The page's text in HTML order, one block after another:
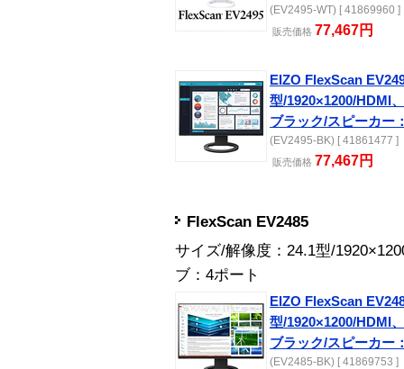
(EV2495-WT) [ 41869960 ]
販売価格 77,467円
EIZO FlexScan
型/1920×1200/HDMI
ブラック/スピーカー
(EV2495-BK) [ 41861477 ]
販売価格 77,467円
FlexScan EV2485
サイズ/解像度：24.1型/
ブ：4ポート
EIZO FlexScan
型/1920×1200/HDMI
ブラック/スピーカー
(EV2485-BK) [ 41869753 ]